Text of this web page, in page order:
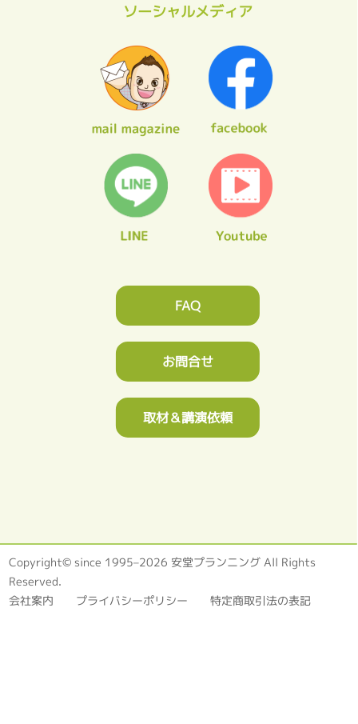
ソーシャルメディア
FAQ
お問合せ
取材＆講演依頼
Copyright© since 1995–2026 安堂プランニング All Rights
Reserved.
会社案内 プライバシーポリシー 特定商取引法の表記